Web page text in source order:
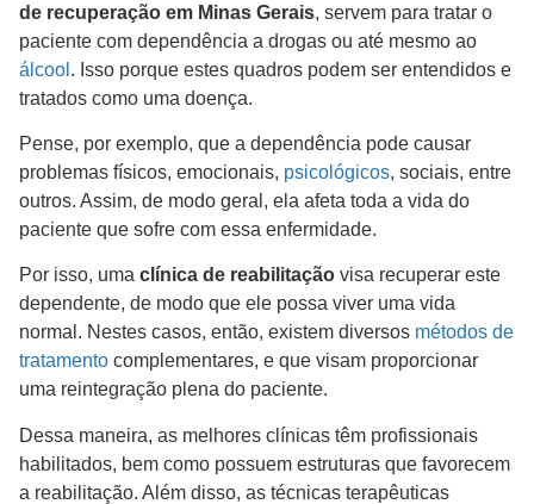
de recuperação em Minas Gerais, servem para tratar o
paciente com dependência a drogas ou até mesmo ao
álcool . Isso porque estes quadros podem ser entendidos e
tratados como uma doença.
Pense, por exemplo, que a dependência pode causar
problemas físicos, emocionais, psicológicos, sociais, entre
outros. Assim, de modo geral, ela afeta toda a vida do
paciente que sofre com essa enfermidade.
Por isso, uma clínica de reabilitação visa recuperar este
dependente, de modo que ele possa viver uma vida
normal. Nestes casos, então, existem diversos métodos de
tratamento complementares, e que visam proporcionar
uma reintegração plena do paciente.
Dessa maneira, as melhores clínicas têm profissionais
habilitados, bem como possuem estruturas que favorecem
a reabilitação. Além disso, as técnicas terapêuticas